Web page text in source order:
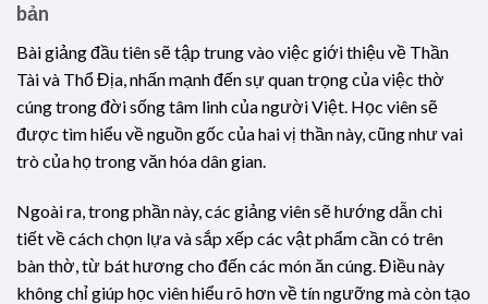
bản
Bài giảng đầu tiên sẽ tập trung vào việc giới thiệu về Thần
Tài và Thổ Địa, nhấn mạnh đến sự quan trọng của việc thờ
cúng trong đời sống tâm linh của người Việt. Học viên sẽ
được tìm hiểu về nguồn gốc của hai vị thần này, cũng như vai
trò của họ trong văn hóa dân gian.
Ngoài ra, trong phần này, các giảng viên sẽ hướng dẫn chi
tiết về cách chọn lựa và sắp xếp các vật phẩm cần có trên
bàn thờ, từ bát hương cho đến các món ăn cúng. Điều này
không chỉ giúp học viên hiểu rõ hơn về tín ngưỡng mà còn tạo